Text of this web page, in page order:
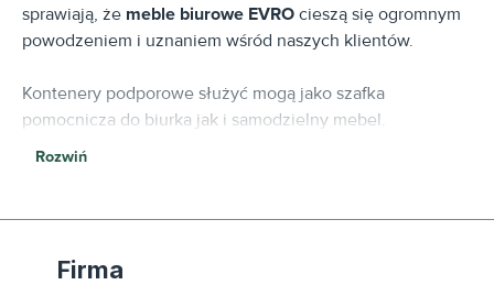
sprawiają, że meble biurowe EVRO cieszą się ogromnym
powodzeniem i uznaniem wśród naszych klientów.
Kontenery podporowe służyć mogą jako szafka
pomocnicza do biurka jak i samodzielny mebel.
Atrakcyjności, szafom i komodom biurowym, z systemu
mebli biurowychEVRO i które nadają tym meblom
Rozwiń
Firma